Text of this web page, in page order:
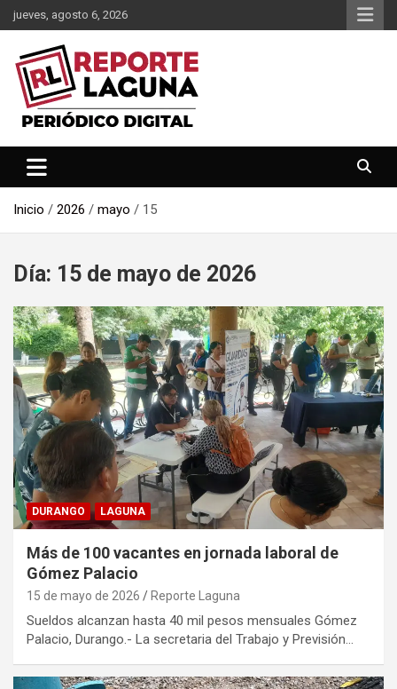
Saltar
al
contenido
jueves, agosto 6, 2026
Reporte Laguna
Inicio 2026 mayo 15
Día: 15 de mayo de 2026
DURANGO LAGUNA
Más de 100 vacantes en jornada laboral de
Gómez Palacio
15 de mayo de 2026 Reporte Laguna
Sueldos alcanzan hasta 40 mil pesos mensuales Gómez
Palacio, Durango.- La secretaria del Trabajo y Previsión…